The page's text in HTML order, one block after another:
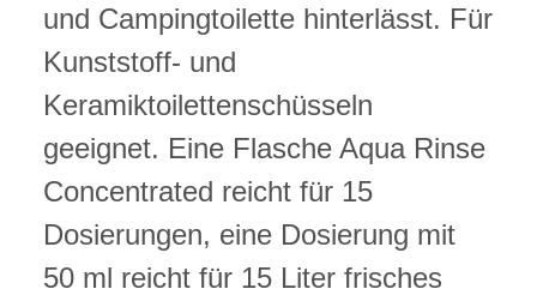
und Campingtoilette hinterlässt. Für
Kunststoff- und
Keramiktoilettenschüsseln
geeignet. Eine Flasche Aqua Rinse
Concentrated reicht für 15
Dosierungen, eine Dosierung mit
50 ml reicht für 15 Liter frisches